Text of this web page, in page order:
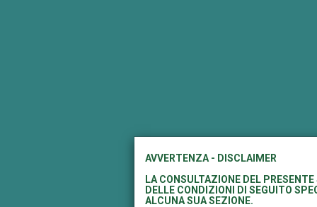
AVVERTENZA - DISCLAIMER
LA CONSULTAZIONE DEL
DELLE CONDIZIONI DI SEGUITO
ALCUNA SUA SEZIONE.